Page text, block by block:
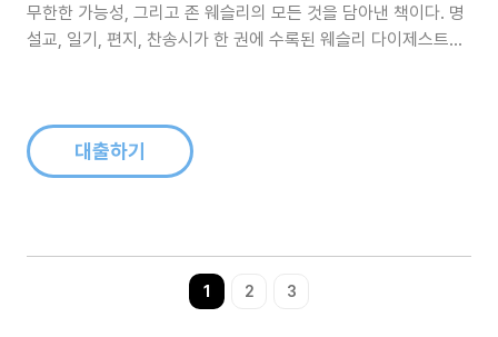
무한한 가능성, 그리고 존 웨슬리의 모든 것을 담아낸 책이다. 명
설교, 일기, 편지, 찬송시가 한 권에 수록된 웨슬리 다이제스트로,
대출하기
1 2 3